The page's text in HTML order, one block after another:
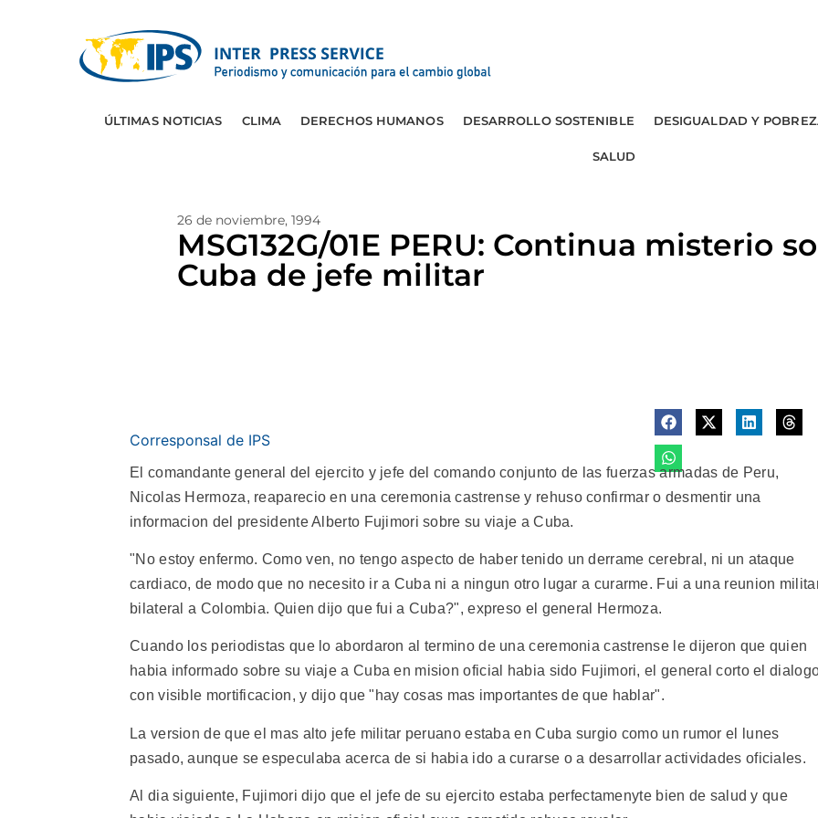
ÚLTIMAS NOTICIAS CLIMA DERECHOS HUMANOS DESARROLLO SOSTENIBLE DESIGUALDAD Y
SALUD
26 de noviembre, 1994
MSG132G/01E PERU: Continua misterio
Cuba de jefe militar
Corresponsal de IPS
El comandante general del ejercito y jefe del comando conjunto de las fuerzas armadas de Peru,
Nicolas Hermoza, reaparecio en una ceremonia castrense y rehuso confirmar o desmentir una
informacion del presidente Alberto Fujimori sobre su viaje a Cuba.
"No estoy enfermo. Como ven, no tengo aspecto de haber tenido un derrame cerebral, ni un ataque
cardiaco, de modo que no necesito ir a Cuba ni a ningun otro lugar a curarme. Fui a una reunion
bilateral a Colombia. Quien dijo que fui a Cuba?", expreso el general Hermoza.
Cuando los periodistas que lo abordaron al termino de una ceremonia castrense le dijeron que quien
habia informado sobre su viaje a Cuba en mision oficial habia sido Fujimori, el general corto el
con visible mortificacion, y dijo que "hay cosas mas importantes de que hablar".
La version de que el mas alto jefe militar peruano estaba en Cuba surgio como un rumor el lunes
pasado, aunque se especulaba acerca de si habia ido a curarse o a desarrollar actividades oficiales.
Al dia siguiente, Fujimori dijo que el jefe de su ejercito estaba perfectamenyte bien de salud y que